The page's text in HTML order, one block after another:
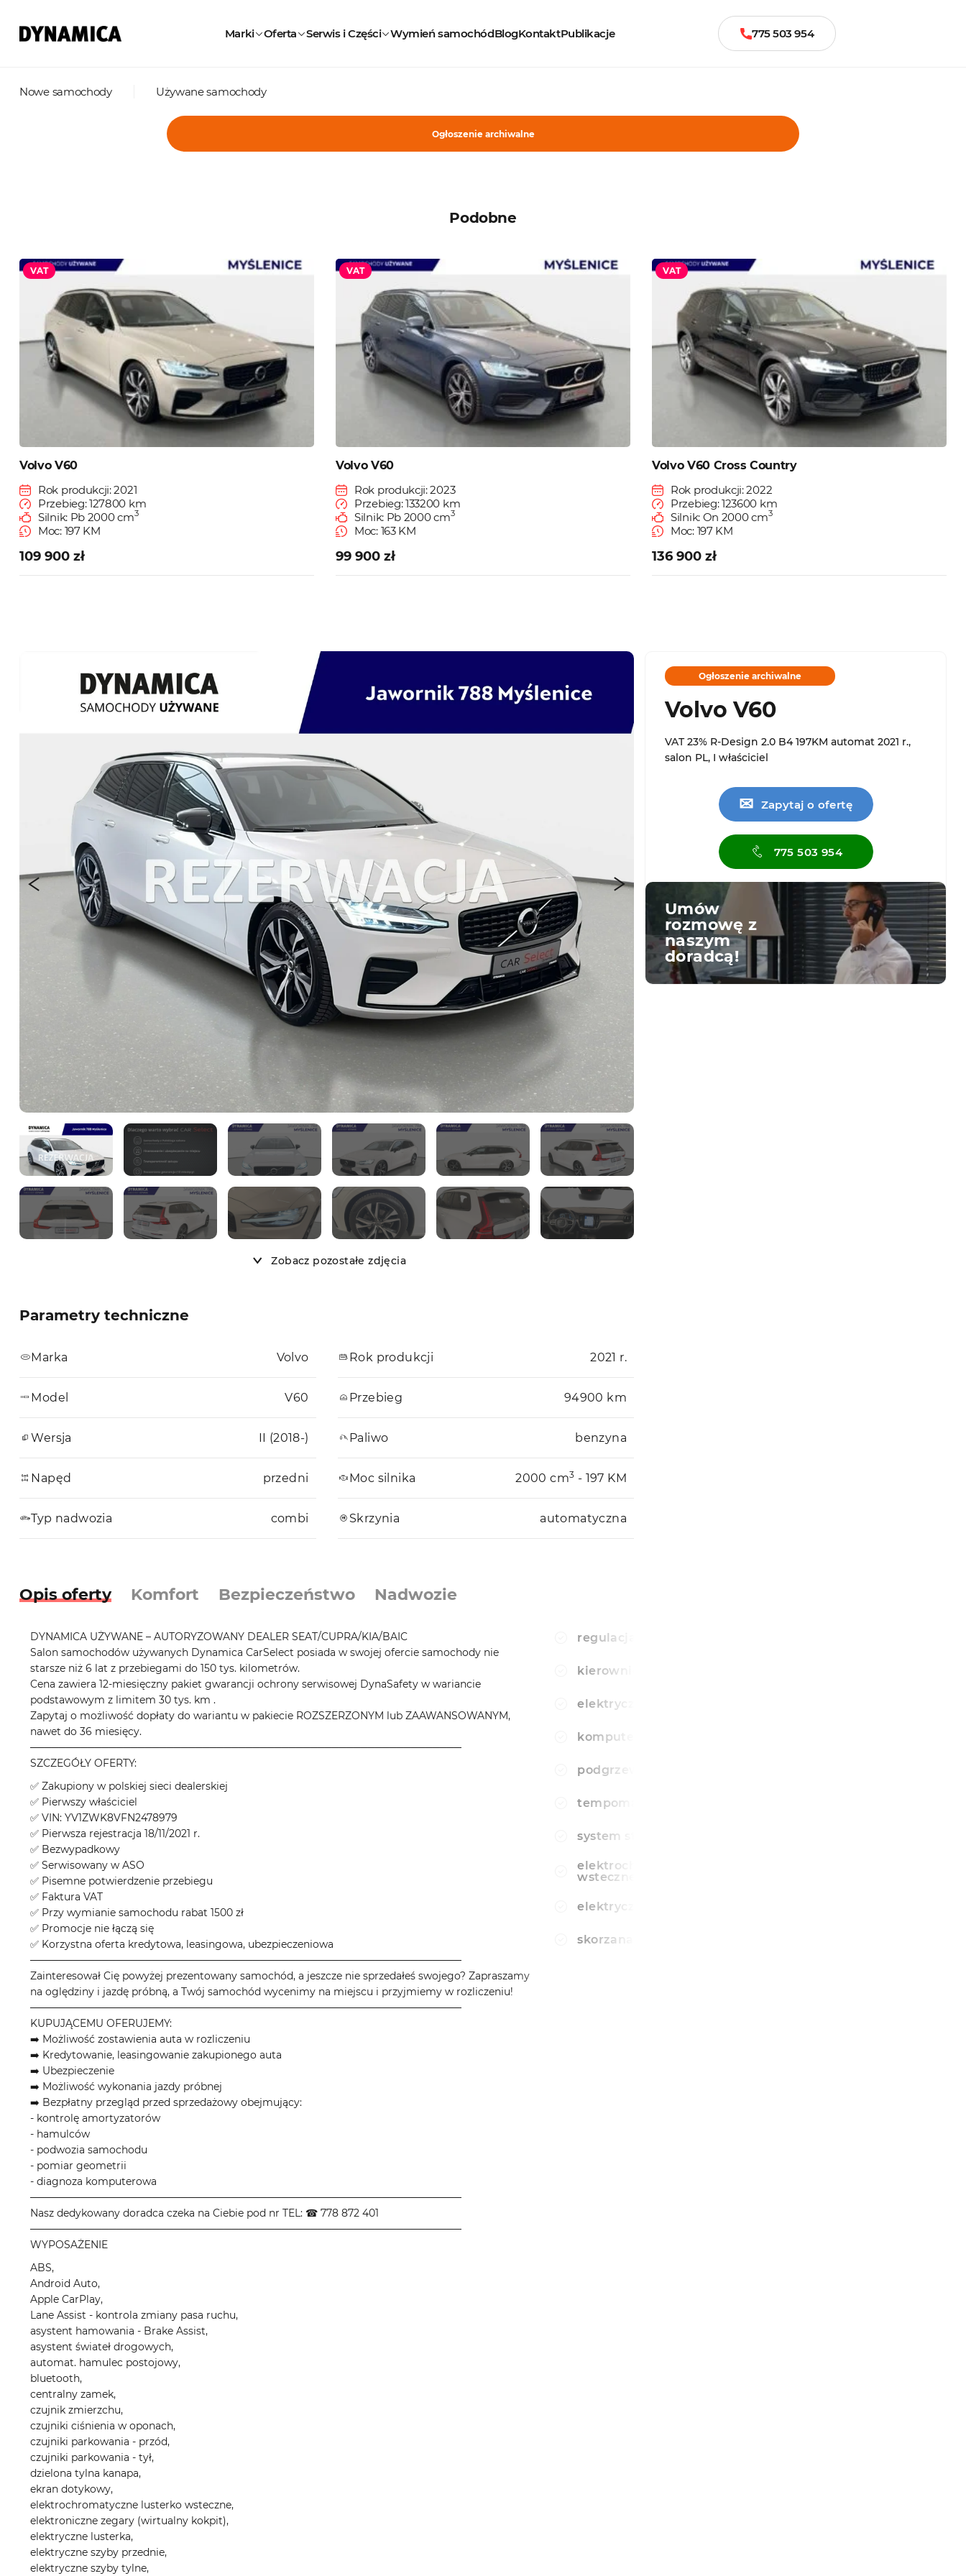
Marki Oferta Serwis i Części Wymień samochódBlogKontaktPublikacje 775 503 954
Nowe samochody Używane samochody
Ogłoszenie archiwalne
Podobne
VAT
Volvo V60
Rok produkcji: 2021
Przebieg: 127800 km
Silnik: Pb 2000 cm3
Moc: 197 KM
109 900 zł
VAT
Volvo V60
Rok produkcji: 2023
Przebieg: 133200 km
Silnik: Pb 2000 cm3
Moc: 163 KM
99 900 zł
VAT
Volvo V60 Cross Country
Rok produkcji: 2022
Przebieg: 123600 km
Silnik: On 2000 cm3
Moc: 197 KM
136 900 zł
Zobacz pozostałe zdjęcia
Parametry techniczne
Marka Volvo
Model V60
Wersja II (2018-)
Napęd przedni
Typ nadwozia combi
Rok produkcji 2021 r.
Przebieg 94900 km
Paliwo benzyna
Moc silnika 2000 cm3 - 197 KM
Skrzynia automatyczna
Opis oferty Komfort Bezpieczeństwo Nadwozie
DYNAMICA UŻYWANE – AUTORYZOWANY DEALER SEAT/CUPRA/KIA/BAIC
Salon samochodów używanych Dynamica CarSelect posiada w swojej ofercie samochody nie
starsze niż 6 lat z przebiegami do 150 tys. kilometrów.
Cena zawiera 12-miesięczny pakiet gwarancji ochrony serwisowej DynaSafety w wariancie
podstawowym z limitem 30 tys. km .
Zapytaj o możliwość dopłaty do wariantu w pakiecie ROZSZERZONYM lub ZAAWANSOWANYM,
nawet do 36 miesięcy.
────────────────────────────────────────────────────────────
SZCZEGÓŁY OFERTY:
✅ Zakupiony w polskiej sieci dealerskiej
✅ Pierwszy właściciel
✅ VIN: YV1ZWK8VFN2478979
✅ Pierwsza rejestracja 18/11/2021 r.
✅ Bezwypadkowy
✅ Serwisowany w ASO
✅ Pisemne potwierdzenie przebiegu
✅ Faktura VAT
✅ Przy wymianie samochodu rabat 1500 zł
✅ Promocje nie łączą się
✅ Korzystna oferta kredytowa, leasingowa, ubezpieczeniowa
────────────────────────────────────────────────────────────
Zainteresował Cię powyżej prezentowany samochód, a jeszcze nie sprzedałeś swojego? Zapraszamy
na oględziny i jazdę próbną, a Twój samochód wycenimy na miejscu i przyjmiemy w rozliczeniu!
────────────────────────────────────────────────────────────
KUPUJĄCEMU OFERUJEMY:
➡️ Możliwość zostawienia auta w rozliczeniu
➡️ Kredytowanie, leasingowanie zakupionego auta
➡️ Ubezpieczenie
➡️ Możliwość wykonania jazdy próbnej
➡️ Bezpłatny przegląd przed sprzedażowy obejmujący:
- kontrolę amortyzatorów
- hamulców
- podwozia samochodu
- pomiar geometrii
- diagnoza komputerowa
────────────────────────────────────────────────────────────
Nasz dedykowany doradca czeka na Ciebie pod nr TEL: ☎ 778 872 401
────────────────────────────────────────────────────────────
WYPOSAŻENIE
ABS,
Android Auto,
Apple CarPlay,
Lane Assist - kontrola zmiany pasa ruchu,
asystent hamowania - Brake Assist,
asystent świateł drogowych,
automat. hamulec postojowy,
bluetooth,
centralny zamek,
czujnik zmierzchu,
czujniki ciśnienia w oponach,
czujniki parkowania - przód,
czujniki parkowania - tył,
dzielona tylna kanapa,
ekran dotykowy,
elektrochromatyczne lusterko wsteczne,
elektroniczne zegary (wirtualny kokpit),
elektryczne lusterka,
elektryczne szyby przednie,
elektryczne szyby tylne,
regulacja wysokosci fotela
kierownica wielofunkcyjna
elektryczne szyby tylne
komputer pokladowy
podgrzewane fotele
tempomat
system start-stop
elektrochromatyczne lusterko
wsteczne
elektrycznie ustawiane fotele
skorzana kierownica
Ogłoszenie archiwalne
Volvo V60
VAT 23% R-Design 2.0 B4 197KM automat 2021 r.,
salon PL, I właściciel
✉ Zapytaj o ofertę
775 503 954
Umów
rozmowę z
naszym
doradcą!